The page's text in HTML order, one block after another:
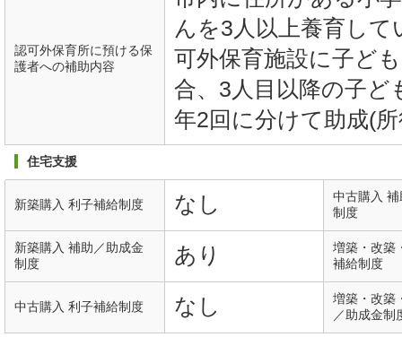
認可外保育所に預ける保
護者への補助内容
んを3人以上養育し
可外保育施設に子ど
合、3人目以降の子ど
年2回に分けて助成(
住宅支援
新築購入 利子補給制度 なし
中古購入
制度
新築購入 補助／助成金
制度
あり
増築・改築
補給制度
中古購入 利子補給制度 なし
増築・改築
／助成金制